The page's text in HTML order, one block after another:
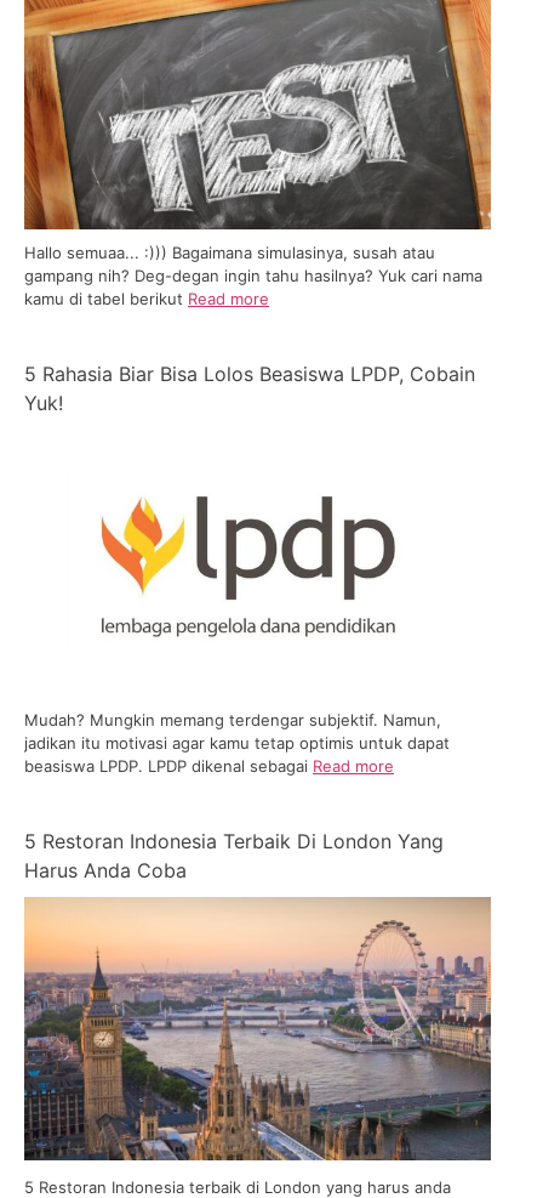
Hallo semuaa... :))) Bagaimana simulasinya, susah atau
gampang nih? Deg-degan ingin tahu hasilnya? Yuk cari nama
kamu di tabel berikut Read more
5 Rahasia Biar Bisa Lolos Beasiswa LPDP, Cobain
Yuk!
Mudah? Mungkin memang terdengar subjektif. Namun,
jadikan itu motivasi agar kamu tetap optimis untuk dapat
beasiswa LPDP. LPDP dikenal sebagai Read more
5 Restoran Indonesia Terbaik Di London Yang
Harus Anda Coba
5 Restoran Indonesia terbaik di London yang harus anda